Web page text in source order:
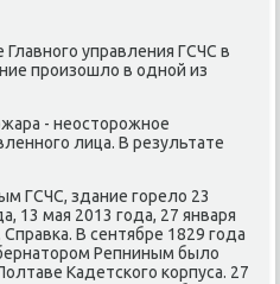
управления ГСЧС в
произошло в одной из
- неосторожное
лица. В результате
ГСЧС, здание горело 23
13 мая 2013 года, 27 января
В сентябре 1829 года
Репниным было
Кадетского корпуса. 27